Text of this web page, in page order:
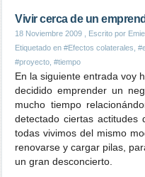
Vivir cerca de un
18 Noviembre 2009 , Escrito por
Etiquetado en #Efectos colaterales
#proyecto #tiempo
En la siguiente entrada voy
decidido emprender un
mucho tiempo
detectado ciertas
todas vivimos del mismo
renovarse y cargar pilas,
un gran desconcierto.